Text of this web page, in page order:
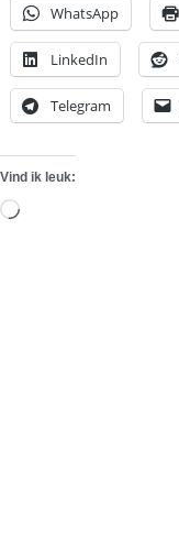
WhatsApp
LinkedIn
Telegram
Vind ik leuk:
Aan